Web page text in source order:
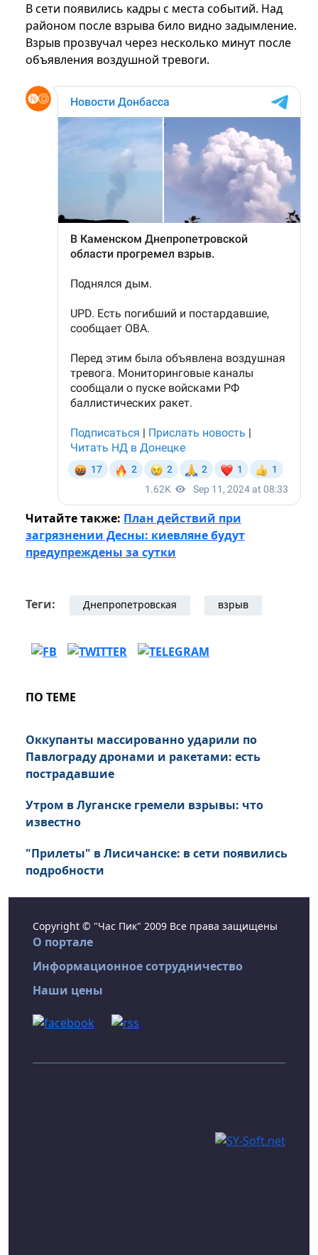
В сети появились кадры с места событий. Над
районом после взрыва било видно задымление.
Взрыв прозвучал через несколько минут после
объявления воздушной тревоги.
Читайте также: План действий при
загрязнении Десны: киевляне будут
предупреждены за сутки
Теги: Днепропетровская взрыв
ПО ТЕМЕ
Оккупанты массированно ударили по
Павлограду дронами и ракетами: есть
пострадавшие
Утром в Луганске гремели взрывы: что
известно
"Прилеты" в Лисичанске: в сети появились
подробности
Copyright © "Час Пик" 2009 Все права защищены
О портале
Информационное сотрудничество
Наши цены